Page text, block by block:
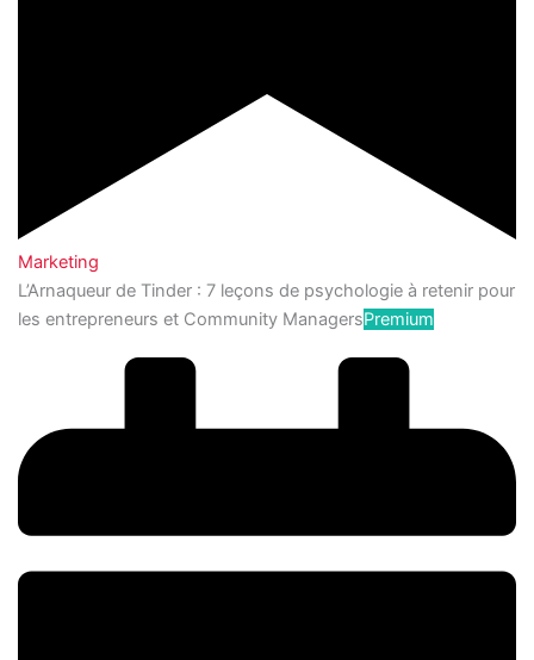
Marketing
L’Arnaqueur de Tinder : 7 leçons de psychologie à retenir pour
les entrepreneurs et Community ManagersPremium